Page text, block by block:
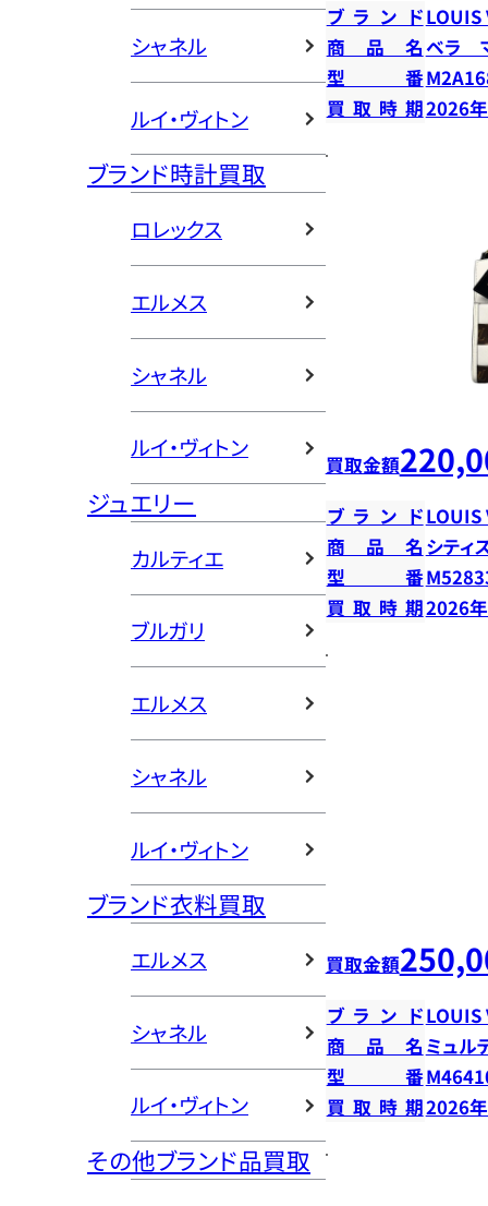
シャネル
ルイ・ヴィトン
ブランド時計買取
ロレックス
エルメス
シャネル
ルイ・ヴィトン
ジュエリー
カルティエ
ブルガリ
エルメス
シャネル
ルイ・ヴィトン
ブランド衣料買取
エルメス
シャネル
ルイ・ヴィトン
その他ブランド品買取
ブランドLOUIS
商品名ベラ
型番
買取時期2026
買取金額
ブランドLOUIS
商品名 シティ
型番
買取時期2026
買取金額
ブランドLOUIS
商品名 ミュル
型番
買取時期2026